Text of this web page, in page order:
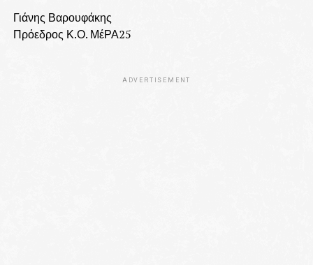
Γιάνης Βαρουφάκης
Πρόεδρος Κ.Ο. ΜέΡΑ25
ADVERTISEMENT